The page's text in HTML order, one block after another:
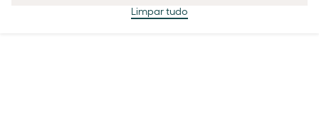
Limpar tudo